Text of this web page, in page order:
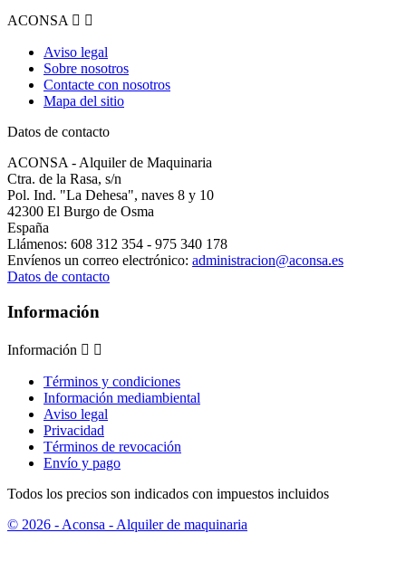
ACONSA  
Aviso legal
Sobre nosotros
Contacte con nosotros
Mapa del sitio
Datos de contacto
ACONSA - Alquiler de Maquinaria
Ctra. de la Rasa, s/n
Pol. Ind. "La Dehesa", naves 8 y 10
42300 El Burgo de Osma
España
Llámenos: 608 312 354 - 975 340 178
Envíenos un correo electrónico: administracion@aconsa.es
Datos de contacto
Información
Información  
Términos y condiciones
Información mediambiental
Aviso legal
Privacidad
Términos de revocación
Envío y pago
Todos los precios son indicados con impuestos incluidos
© 2026 - Aconsa - Alquiler de maquinaria